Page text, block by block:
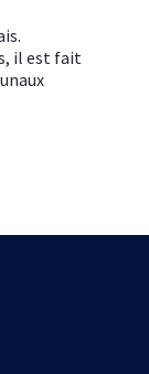
il est fait